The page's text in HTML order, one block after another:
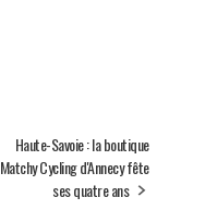
Haute-Savoie : la boutique
Matchy Cycling d'Annecy fête
ses quatre ans